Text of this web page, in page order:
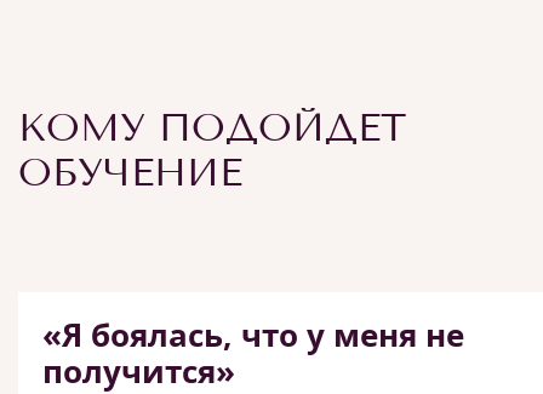
КОМУ ПОДОЙДЕТ
ОБУЧЕНИЕ
«Я боялась, что у меня не
получится»